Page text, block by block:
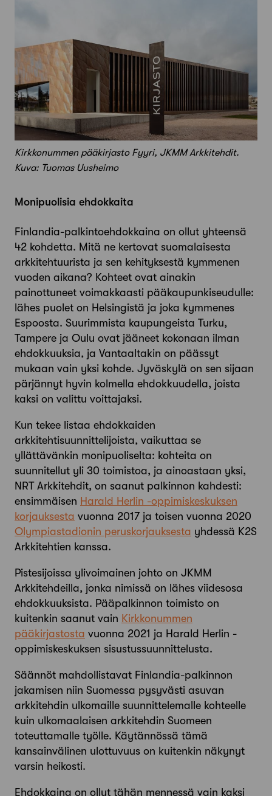
Kirkkonummen pääkirjasto Fyyri, JKMM Arkkitehdit.
Kuva: Tuomas Uusheimo
Monipuolisia ehdokkaita
Finlandia-palkintoehdokkaina on ollut yhteensä
42 kohdetta. Mitä ne kertovat suomalaisesta
arkkitehtuurista ja sen kehityksestä kymmenen
vuoden aikana? Kohteet ovat ainakin
painottuneet voimakkaasti pääkaupunkiseudulle:
lähes puolet on Helsingistä ja joka kymmenes
Espoosta. Suurimmista kaupungeista Turku,
Tampere ja Oulu ovat jääneet kokonaan ilman
ehdokkuuksia, ja Vantaaltakin on päässyt
mukaan vain yksi kohde. Jyväskylä on sen sijaan
pärjännyt hyvin kolmella ehdokkuudella, joista
kaksi on valittu voittajaksi.
Kun tekee listaa ehdokkaiden
arkkitehtisuunnittelijoista, vaikuttaa se
yllättävänkin monipuoliselta: kohteita on
suunnitellut yli 30 toimistoa, ja ainoastaan yksi,
NRT Arkkitehdit, on saanut palkinnon kahdesti:
ensimmäisen Harald Herlin -oppimiskeskuksen
korjauksesta vuonna 2017 ja toisen vuonna 2020
Olympiastadionin peruskorjauksesta yhdessä K2S
Arkkitehtien kanssa.
Pistesijoissa ylivoimainen johto on JKMM
Arkkitehdeilla, jonka nimissä on lähes viidesosa
ehdokkuuksista. Pääpalkinnon toimisto on
kuitenkin saanut vain Kirkkonummen
pääkirjastosta vuonna 2021 ja Harald Herlin -
oppimiskeskuksen sisustussuunnittelusta.
Säännöt mahdollistavat Finlandia-palkinnon
jakamisen niin Suomessa pysyvästi asuvan
arkkitehdin ulkomaille suunnittelemalle kohteelle
kuin ulkomaalaisen arkkitehdin Suomeen
toteuttamalle työlle. Käytännössä tämä
kansainvälinen ulottuvuus on kuitenkin näkynyt
varsin heikosti.
Ehdokkaina on ollut tähän mennessä vain kaksi